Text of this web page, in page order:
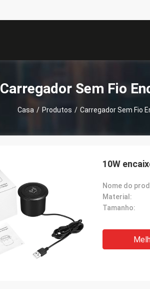
Carregador Sem Fio
Casa / Produtos / Carregador Sem Fio
10W
Nome do
Material:
Tamanho: